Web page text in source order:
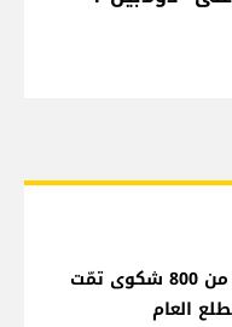
وزارة الاقتصاد: أكثر من 800 شكوى تمّت
العام